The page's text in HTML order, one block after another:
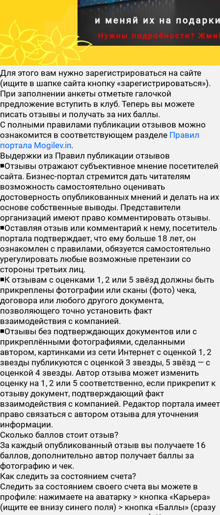
Для этого вам нужно зарегистрироваться на сайте
(ищите в шапке сайта кнопку «зарегистрироваться»).
При заполнении анкеты отметьте галочкой
предложение вступить в клуб. Теперь вы можете
писать отзывы и получать за них баллы.
С полными правилами публикации отзывов можно
ознакомится в соответствующем разделе Правил
портала Mogilev.in.
Выдержки из Правил публикации отзывов
◾Отзывы отражают субъективное мнение посетителей
сайта. Бизнес-портал стремится дать читателям
возможность самостоятельно оценивать
достоверность опубликованных мнений и делать на их
основе собственные выводы. Представители
организаций имеют право комментировать отзывы.
◾Оставляя отзыв или комментарий к нему, посетитель
портала подтверждает, что ему больше 18 лет, он
ознакомлен с правилами, обязуется самостоятельно
урегулировать любые возможные претензии со
стороны третьих лиц.
◾К отзывам с оценками 1, 2 или 5 звёзд должны быть
прикреплены фотографии или сканы (фото) чека,
договора или любого другого документа,
позволяющего точно установить факт
взаимодействия с компанией.
◾Отзывы без подтверждающих документов или с
прикреплёнными фотографиями, сделанными
автором, картинками из сети Интернет с оценкой 1, 2
звезды публикуются с оценкой 3 звезды, 5 звёзд — с
оценкой 4 звезды. Автор отзыва может изменить
оценку на 1, 2 или 5 соответственно, если прикрепит к
отзыву документ, подтверждающий факт
взаимодействия с компанией. Редактор портала имеет
право связаться с автором отзыва для уточнения
информации.
Сколько баллов стоит отзыв?
За каждый опубликованный отзыв вы получаете 16
баллов, дополнительно автор получает баллы за
фотографию и чек.
Как следить за состоянием счета?
Следить за состоянием своего счета вы можете в
профиле: нажимаете на аватарку > кнопка «Карьера»
(ищите ее внизу синего поля) > кнопка «Баллы» (сразу